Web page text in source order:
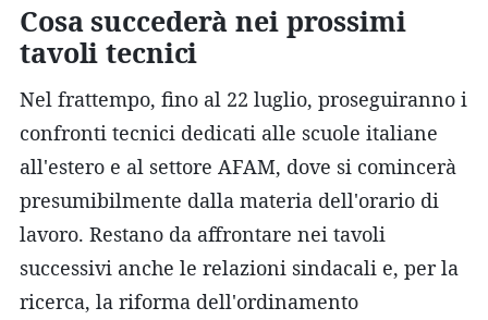
Cosa succederà nei prossimi
tavoli tecnici
Nel frattempo, fino al 22 luglio, proseguiranno i
confronti tecnici dedicati alle scuole italiane
all'estero e al settore AFAM, dove si comincerà
presumibilmente dalla materia dell'orario di
lavoro. Restano da affrontare nei tavoli
successivi anche le relazioni sindacali e, per la
ricerca, la riforma dell'ordinamento